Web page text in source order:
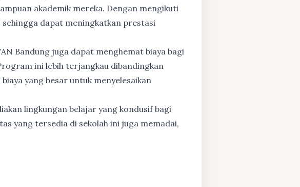
akademik mereka. Dengan mengikuti
dapat meningkatkan prestasi
Bandung juga dapat menghemat biaya bagi
ini lebih terjangkau dibandingkan
yang besar untuk menyelesaikan
lingkungan belajar yang kondusif bagi
yang tersedia di sekolah ini juga memadai,